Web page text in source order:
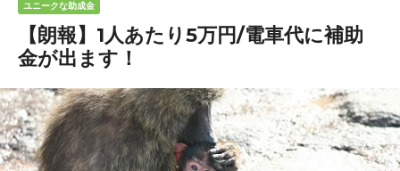
ユニークな助成金
【朗報】1人あたり5万円/電車代に補助
金が出ます！